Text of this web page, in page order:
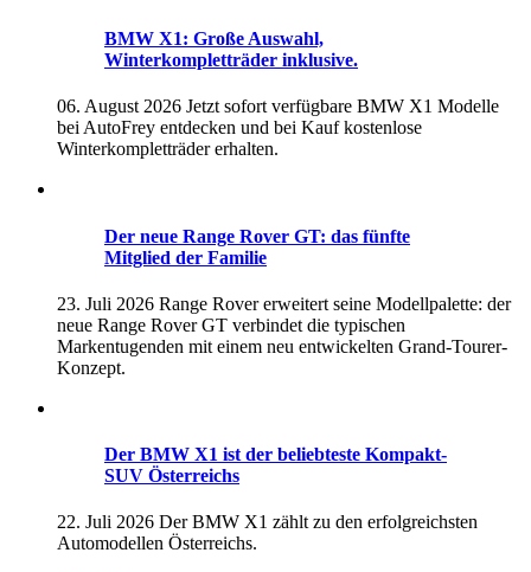
BMW X1: Große Auswahl,
Winterkompletträder inklusive.
06. August 2026 Jetzt sofort verfügbare BMW X1 Modelle
bei AutoFrey entdecken und bei Kauf kostenlose
Winterkompletträder erhalten.
Der neue Range Rover GT: das fünfte
Mitglied der Familie
23. Juli 2026 Range Rover erweitert seine Modellpalette: der
neue Range Rover GT verbindet die typischen
Markentugenden mit einem neu entwickelten Grand-Tourer-
Konzept.
Der BMW X1 ist der beliebteste Kompakt-
SUV Österreichs
22. Juli 2026 Der BMW X1 zählt zu den erfolgreichsten
Automodellen Österreichs.